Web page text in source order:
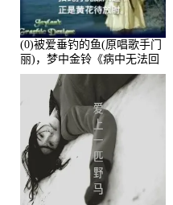
(0)被爱垂钓的鱼(原唱歌手门
丽)，梦中金铃《病中无法回
复大家》在线演唱3586分